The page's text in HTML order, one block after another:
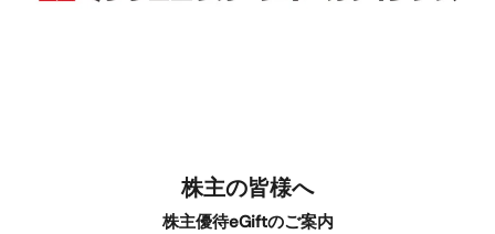
株主の皆様へ
株主優待eGiftのご案内